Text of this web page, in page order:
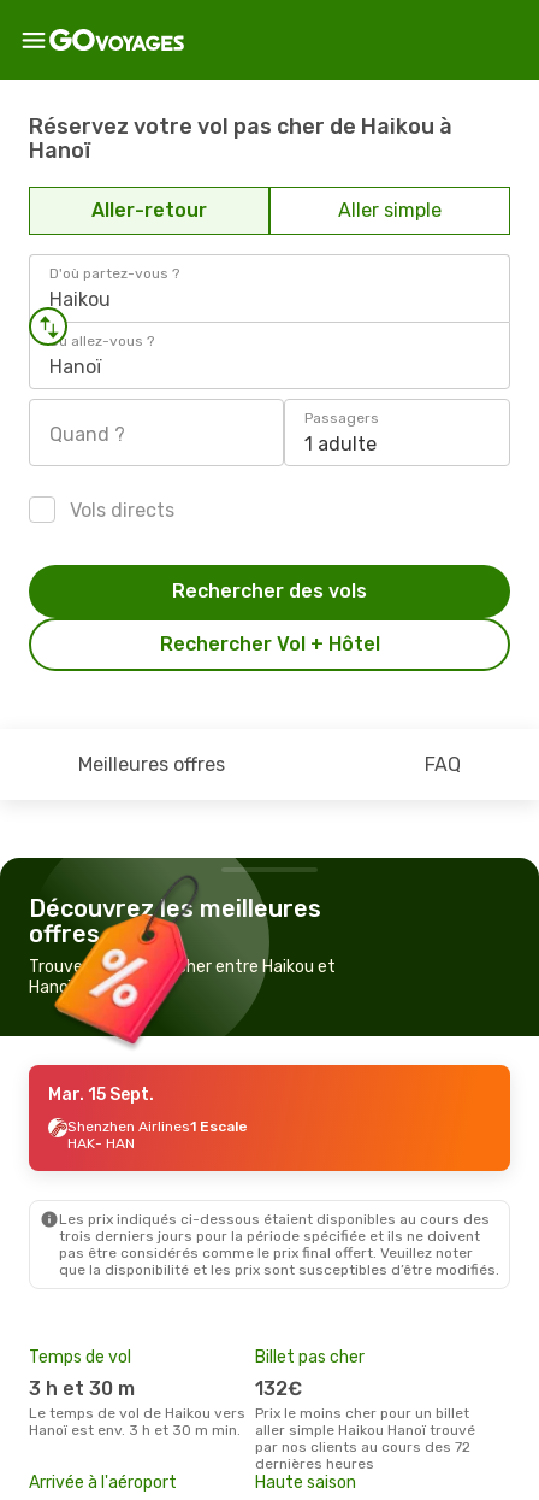
Réservez votre vol pas cher de Haikou à
Hanoï
Aller-retour Aller simple
D'où partez-vous ?
Haikou
Où allez-vous ?
Hanoï
Quand ?
Passagers
1 adulte
Vols directs
Rechercher Vol + Hôtel
Rechercher des vols
Meilleures offres FAQ
Découvrez les meilleures
offres
Trouvez un vol pas cher entre Haikou et
Hanoï
Mar. 15 Sept.
Shenzhen Airlines1 Escale
HAK- HAN
Les prix indiqués ci-dessous étaient disponibles au cours des
trois derniers jours pour la période spécifiée et ils ne doivent
pas être considérés comme le prix final offert. Veuillez noter
que la disponibilité et les prix sont susceptibles d’être modifiés.
Temps de vol
3 h et 30 m
Le temps de vol de Haikou vers
Hanoï est env. 3 h et 30 m min.
Billet pas cher
132€
Prix le moins cher pour un billet
aller simple Haikou Hanoï trouvé
par nos clients au cours des 72
dernières heures
Arrivée à l'aéroport Haute saison